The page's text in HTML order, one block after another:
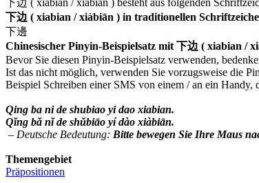
下边 ( xiabian / xiàbiān ) besteht aus folgenden
下边 ( xiabian / xiàbiān ) in traditionellen
下邊
Chinesischer Pinyin-Beispielsatz mit 下边 ( xiabian /
Bevor Sie diesen Pinyin-Beispielsatz verwenden,
Ist das nicht möglich, verwenden Sie vorzugsweise die
Beispiel Schreiben einer SMS von einem / an ein Handy,
Qing ba ni de shubiao yi dao xiabian.
Qĭng bă nĭ de shŭbiāo yí dào xiàbiān.
– Deutsche Bedeutung: Bitte bewegen Sie Ihre Maus
Themengebiet
Präpositionen